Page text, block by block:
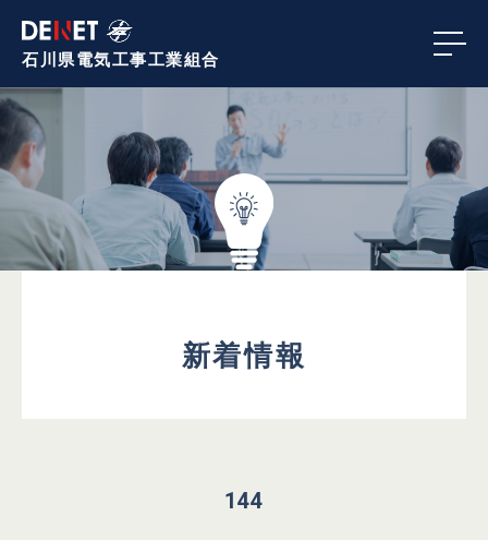
石川県電気工事工業組合
新着情報
144